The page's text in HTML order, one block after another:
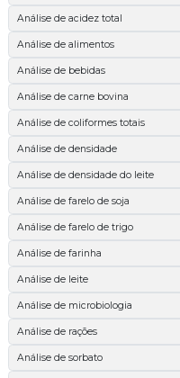
Análise de acidez total
Análise de alimentos
Análise de bebidas
Análise de carne bovina
Análise de coliformes totais
Análise de densidade
Análise de densidade do leite
Análise de farelo de soja
Análise de farelo de trigo
Análise de farinha
Análise de leite
Análise de microbiologia
Análise de rações
Análise de sorbato